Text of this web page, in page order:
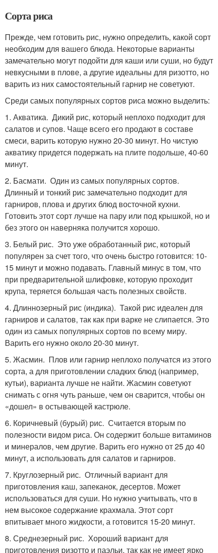
Сорта риса
Прежде, чем готовить рис, нужно определить, какой сорт
необходим для вашего блюда. Некоторые варианты
замечательно могут подойти для каши или суши, но будут
невкусными в плове, а другие идеальны для ризотто, но
варить из них самостоятельный гарнир не советуют.
Среди самых популярных сортов риса можно выделить:
1. Акватика. Дикий рис, который неплохо подходит для
салатов и супов. Чаще всего его продают в составе
смеси, варить которую нужно 20-30 минут. Но чистую
акватику придется подержать на плите подольше, 40-60
минут.
2. Басмати. Один из самых популярных сортов.
Длинный и тонкий рис замечательно подходит для
гарниров, плова и других блюд восточной кухни.
Готовить этот сорт лучше на пару или под крышкой, но и
без этого он наверняка получится хорошо.
3. Белый рис. Это уже обработанный рис, который
популярен за счет того, что очень быстро готовится: 10-
15 минут и можно подавать. Главный минус в том, что
при предварительной шлифовке, которую проходит
крупа, теряется большая часть полезных свойств.
4. Длиннозерный рис (индика). Такой рис идеален для
гарниров и салатов, так как при варке не слипается. Это
один из самых популярных сортов по всему миру.
Варить его нужно около 20-30 минут.
5. Жасмин. Плов или гарнир неплохо получатся из этого
сорта, а для приготовлении сладких блюд (например,
кутьи), варианта лучше не найти. Жасмин советуют
снимать с огня чуть раньше, чем он сварится, чтобы он
«дошел» в остывающей кастрюле.
6. Коричневый (бурый) рис. Считается вторым по
полезности видом риса. Он содержит больше витаминов
и минералов, чем другие. Варить его нужно от 25 до 40
минут, а использовать для салатов и гарниров.
7. Круглозерный рис. Отличный вариант для
приготовления каш, запеканок, десертов. Может
использоваться для суши. Но нужно учитывать, что в
нем высокое содержание крахмала. Этот сорт
впитывает много жидкости, а готовится 15-20 минут.
8. Среднезерный рис. Хороший вариант для
приготовления ризотто и паэльи, так как не имеет ярко